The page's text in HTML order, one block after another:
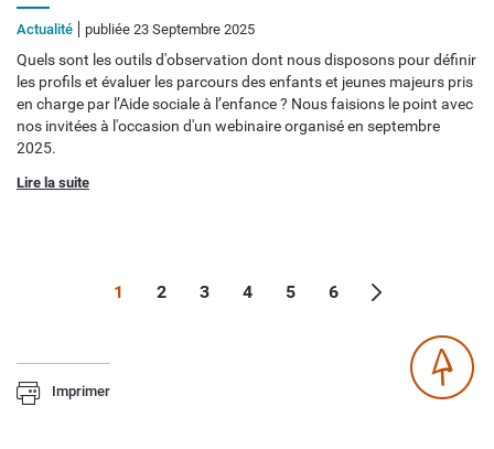
Actualité publiée 23 Septembre 2025
Quels sont les outils d'observation dont nous disposons pour définir
les profils et évaluer les parcours des enfants et jeunes majeurs pris
en charge par l’Aide sociale à l’enfance ? Nous faisions le point avec
nos invitées à l'occasion d'un webinaire organisé en septembre
2025.
Lire la suite
1 2 3 4 5 6
Imprimer